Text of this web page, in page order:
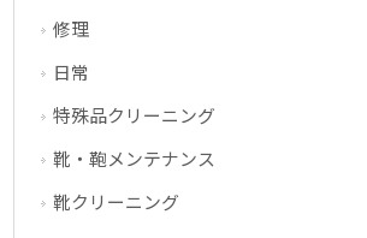
修理
日常
特殊品クリーニング
靴・鞄メンテナンス
靴クリーニング